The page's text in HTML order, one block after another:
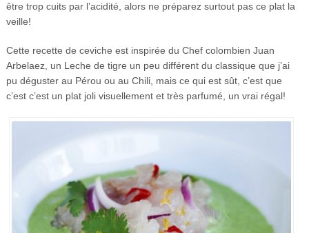
être trop cuits par l’acidité, alors ne préparez surtout pas ce plat la
veille!
Cette recette de ceviche est inspirée du Chef colombien Juan
Arbelaez, un Leche de tigre un peu différent du classique que j’ai
pu déguster au Pérou ou au Chili, mais ce qui est sût, c’est que
c’est c’est un plat joli visuellement et très parfumé, un vrai régal!